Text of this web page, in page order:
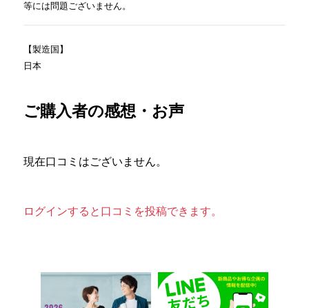
等には問題ございません。
【製造国】
日本
ご購入者の感想・お声
現在口コミはございません。
ログインすると口コミを投稿できます。